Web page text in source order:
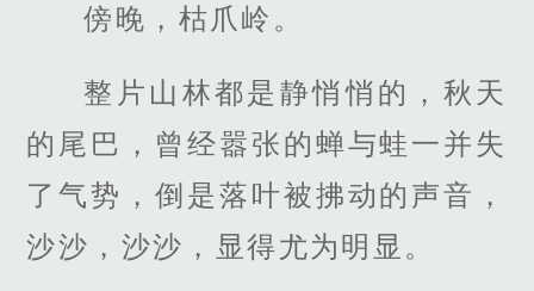
傍晚，枯爪岭。
整片山林都是静悄悄的，秋天
的尾巴，曾经嚣张的蝉与蛙一并失
了气势，倒是落叶被拂动的声音，
沙沙，沙沙，显得尤为明显。